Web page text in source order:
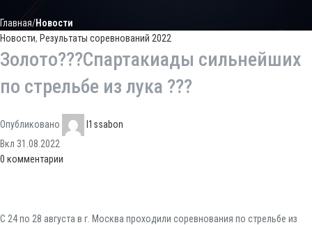
Главная Новости
Новости, Результаты соревнований 2022
Золото???Спартакиады сильнейших
по стрельбе из лука ???
Опубликовано
l1ssabon
Вкл 31.08.2022
0 комментарии
С 24 по 28 августа в г. Москва проходили соревнования по стрельбе из